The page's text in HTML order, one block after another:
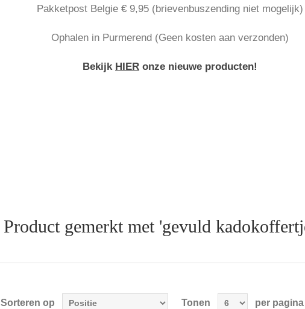
Pakketpost Belgie € 9,95 (brievenbuszending niet mogelijk)
Ophalen in Purmerend (Geen kosten aan verzonden)
Bekijk HIER onze nieuwe producten!
Product gemerkt met 'gevuld
Sorteren op Tonen per pagina